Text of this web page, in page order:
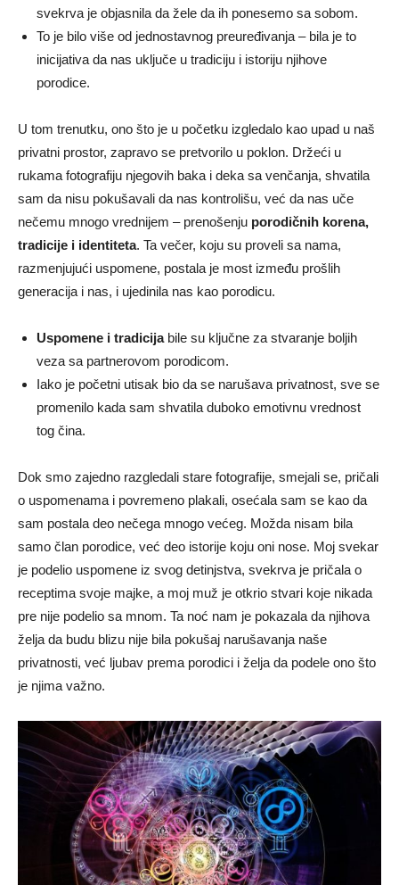
svekrva je objasnila da žele da ih ponesemo sa sobom.
To je bilo više od jednostavnog preuređivanja – bila je to
inicijativa da nas uključe u tradiciju i istoriju njihove
porodice.
U tom trenutku, ono što je u početku izgledalo kao upad u naš
privatni prostor, zapravo se pretvorilo u poklon. Držeći u
rukama fotografiju njegovih baka i deka sa venčanja, shvatila
sam da nisu pokušavali da nas kontrolišu, već da nas uče
nečemu mnogo vrednijem – prenošenju porodičnih korena,
tradicije i identiteta. Ta večer, koju su proveli sa nama,
razmenjujući uspomene, postala je most između prošlih
generacija i nas, i ujedinila nas kao porodicu.
Uspomene i tradicijabile su ključne za stvaranje boljih
veza sa partnerovom porodicom.
Iako je početni utisak bio da se narušava privatnost, sve se
promenilo kada sam shvatila duboko emotivnu vrednost
tog čina.
Dok smo zajedno razgledali stare fotografije, smejali se, pričali
o uspomenama i povremeno plakali, osećala sam se kao da
sam postala deo nečega mnogo većeg. Možda nisam bila
samo član porodice, već deo istorije koju oni nose. Moj svekar
je podelio uspomene iz svog detinjstva, svekrva je pričala o
receptima svoje majke, a moj muž je otkrio stvari koje nikada
pre nije podelio sa mnom. Ta noć nam je pokazala da njihova
želja da budu blizu nije bila pokušaj narušavanja naše
privatnosti, već ljubav prema porodici i želja da podele ono što
je njima važno.